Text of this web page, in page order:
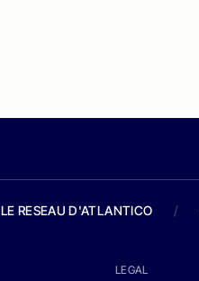
LE RESEAU D'ATLANTICO /
LEGAL